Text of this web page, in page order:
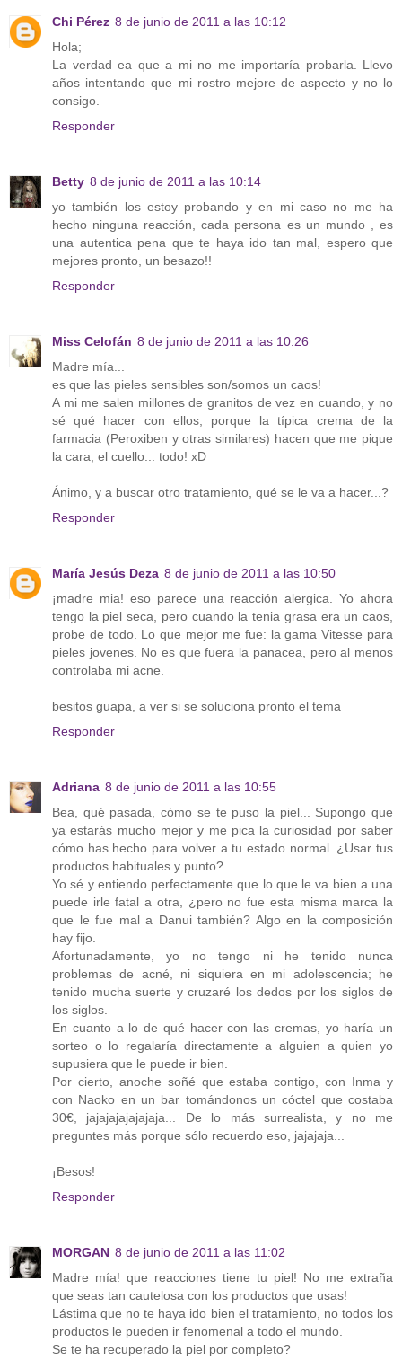
Chi Pérez 8 de junio de 2011 a las 10:12
Hola;
La verdad ea que a mi no me importaría probarla. Llevo
años intentando que mi rostro mejore de aspecto y no lo
consigo.
Responder
Betty 8 de junio de 2011 a las 10:14
yo también los estoy probando y en mi caso no me ha
hecho ninguna reacción, cada persona es un mundo , es
una autentica pena que te haya ido tan mal, espero que
mejores pronto, un besazo!!
Responder
Miss Celofán 8 de junio de 2011 a las 10:26
Madre mía...
es que las pieles sensibles son/somos un caos!
A mi me salen millones de granitos de vez en cuando, y no
sé qué hacer con ellos, porque la típica crema de la
farmacia (Peroxiben y otras similares) hacen que me pique
la cara, el cuello... todo! xD
Ánimo, y a buscar otro tratamiento, qué se le va a hacer...?
Responder
María Jesús Deza 8 de junio de 2011 a las 10:50
¡madre mia! eso parece una reacción alergica. Yo ahora
tengo la piel seca, pero cuando la tenia grasa era un caos,
probe de todo. Lo que mejor me fue: la gama Vitesse para
pieles jovenes. No es que fuera la panacea, pero al menos
controlaba mi acne.
besitos guapa, a ver si se soluciona pronto el tema
Responder
Adriana 8 de junio de 2011 a las 10:55
Bea, qué pasada, cómo se te puso la piel... Supongo que
ya estarás mucho mejor y me pica la curiosidad por saber
cómo has hecho para volver a tu estado normal. ¿Usar tus
productos habituales y punto?
Yo sé y entiendo perfectamente que lo que le va bien a una
puede irle fatal a otra, ¿pero no fue esta misma marca la
que le fue mal a Danui también? Algo en la composición
hay fijo.
Afortunadamente, yo no tengo ni he tenido nunca
problemas de acné, ni siquiera en mi adolescencia; he
tenido mucha suerte y cruzaré los dedos por los siglos de
los siglos.
En cuanto a lo de qué hacer con las cremas, yo haría un
sorteo o lo regalaría directamente a alguien a quien yo
supusiera que le puede ir bien.
Por cierto, anoche soñé que estaba contigo, con Inma y
con Naoko en un bar tomándonos un cóctel que costaba
30€, jajajajajajajaja... De lo más surrealista, y no me
preguntes más porque sólo recuerdo eso, jajajaja...
¡Besos!
Responder
MORGAN 8 de junio de 2011 a las 11:02
Madre mía! que reacciones tiene tu piel! No me extraña
que seas tan cautelosa con los productos que usas!
Lástima que no te haya ido bien el tratamiento, no todos los
productos le pueden ir fenomenal a todo el mundo.
Se te ha recuperado la piel por completo?